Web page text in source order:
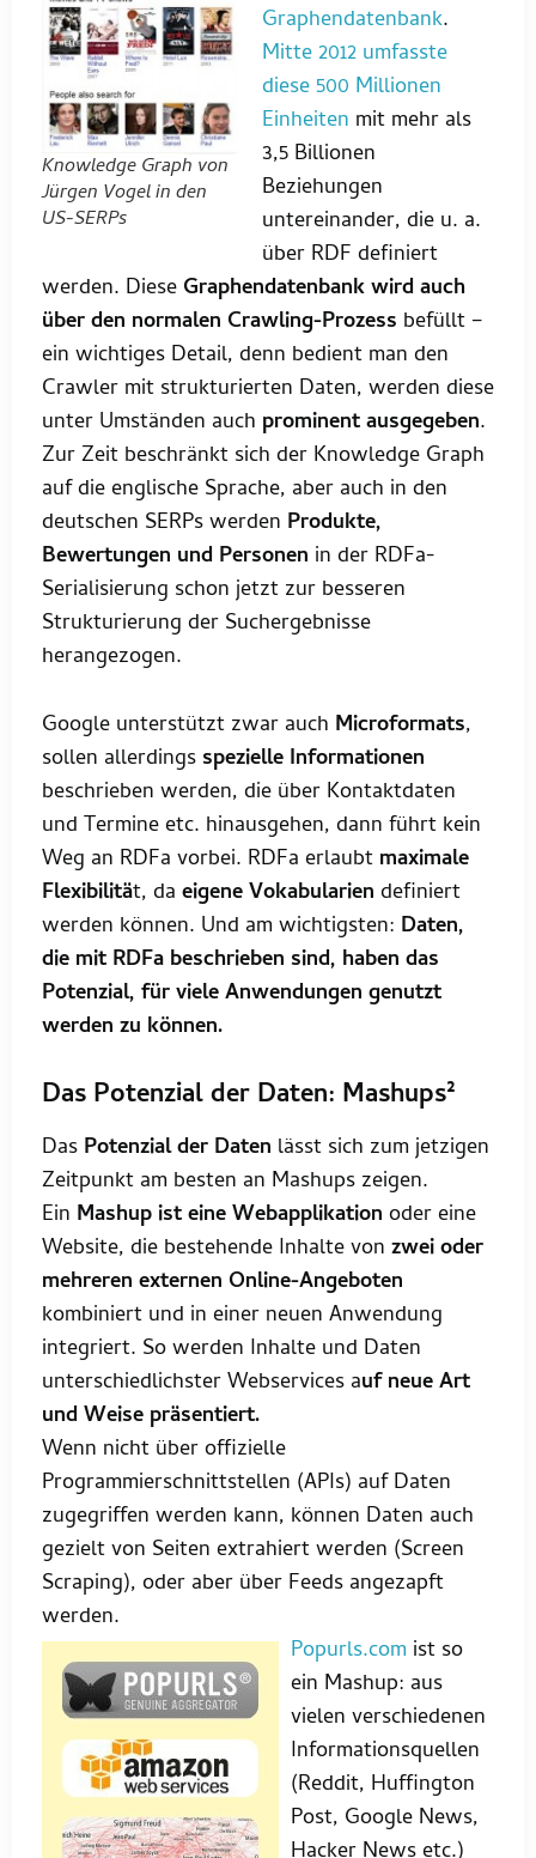
Knowledge Graph von
Jürgen Vogel in den
US-SERPs
Graphendatenbank.
Mitte 2012 umfasste
diese 500 Millionen
Einheiten mit mehr als
3,5 Billionen
Beziehungen
untereinander, die u. a.
über RDF definiert
werden. Diese Graphendatenbank wird auch
über den normalen Crawling-Prozess befüllt –
ein wichtiges Detail, denn bedient man den
Crawler mit strukturierten Daten, werden diese
unter Umständen auch prominent ausgegeben.
Zur Zeit beschränkt sich der Knowledge Graph
auf die englische Sprache, aber auch in den
deutschen SERPs werden Produkte,
Bewertungen und Personen in der RDFa-
Serialisierung schon jetzt zur besseren
Strukturierung der Suchergebnisse
herangezogen.
Google unterstützt zwar auch Microformats,
sollen allerdings spezielle Informationen
beschrieben werden, die über Kontaktdaten
und Termine etc. hinausgehen, dann führt kein
Weg an RDFa vorbei. RDFa erlaubt maximale
Flexibilität, da eigene Vokabularien definiert
werden können. Und am wichtigsten: Daten,
die mit RDFa beschrieben sind, haben das
Potenzial, für viele Anwendungen genutzt
werden zu können.
Das Potenzial der Daten: Mashups²
Das Potenzial der Daten lässt sich zum jetzigen
Zeitpunkt am besten an Mashups zeigen.
Ein Mashup ist eine Webapplikation oder eine
Website, die bestehende Inhalte von zwei oder
mehreren externen Online-Angeboten
kombiniert und in einer neuen Anwendung
integriert. So werden Inhalte und Daten
unterschiedlichster Webservices auf neue Art
und Weise präsentiert.
Wenn nicht über offizielle
Programmierschnittstellen (APIs) auf Daten
zugegriffen werden kann, können Daten auch
gezielt von Seiten extrahiert werden (Screen
Scraping), oder aber über Feeds angezapft
werden.
Popurls.com ist so
ein Mashup: aus
vielen verschiedenen
Informationsquellen
(Reddit, Huffington
Post, Google News,